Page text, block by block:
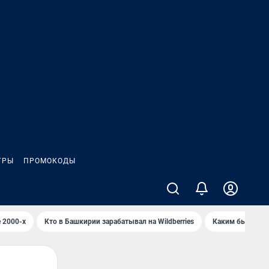
ПРОМОКОДЫ
2000-х Кто в Башкирии зарабатывал на Wildberries Каким было